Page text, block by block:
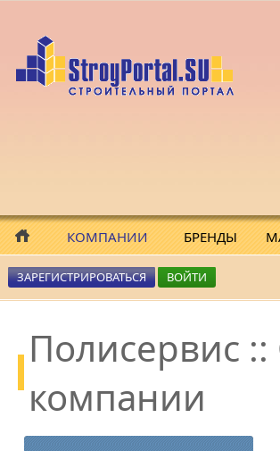
КОМПАНИИ БРЕНДЫ
ЗАРЕГИСТРИРОВАТЬСЯ ВОЙТИ
Полисервис
компании